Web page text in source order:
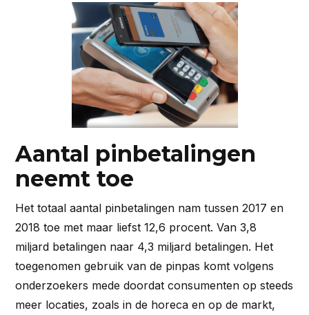
Aantal pinbetalingen
neemt toe
Het totaal aantal pinbetalingen nam tussen 2017 en
2018 toe met maar liefst 12,6 procent. Van 3,8
miljard betalingen naar 4,3 miljard betalingen. Het
toegenomen gebruik van de pinpas komt volgens
onderzoekers mede doordat consumenten op steeds
meer locaties, zoals in de horeca en op de markt,